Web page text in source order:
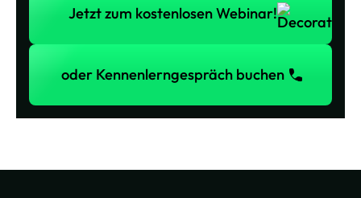
Jetzt zum kostenlosen Webinar!
oder Kennenlerngespräch buchen
oder Kennenlerngespräch buchen